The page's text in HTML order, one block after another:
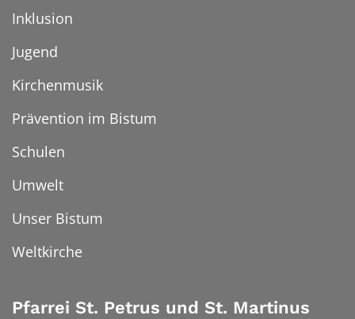
Inklusion
Jugend
Kirchenmusik
Prävention im Bistum
Schulen
Umwelt
Unser Bistum
Weltkirche
Pfarrei St. Petrus und St. Martinus